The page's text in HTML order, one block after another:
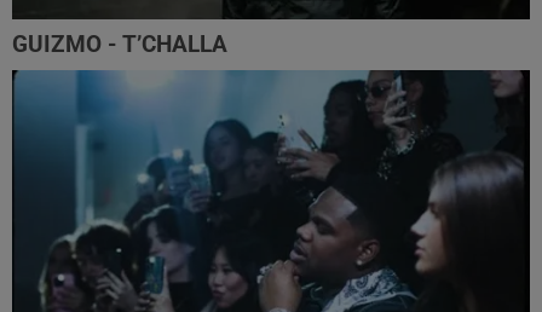
GUIZMO - T’CHALLA